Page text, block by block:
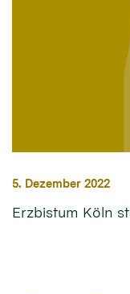
5. Dezember 2022
Erzbistum Köln